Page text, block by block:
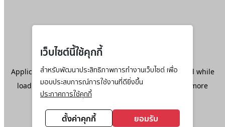
เว็บไซต์นี้ใช้คุกกี้
สำหรับพัฒนาประสิทธิภาพการทำงานเว็บไซต์ เพื่อ
มอบประสบการณ์การใช้งานที่ดียิ่งขึ้น
ประกาศการใช้คุกกี้
ตั้งค่าคุกกี้ ยอมรับ
Application error: aclient-side exception has occurred while
loadingwww.ktc.co.th(see the browser console
for more
information).